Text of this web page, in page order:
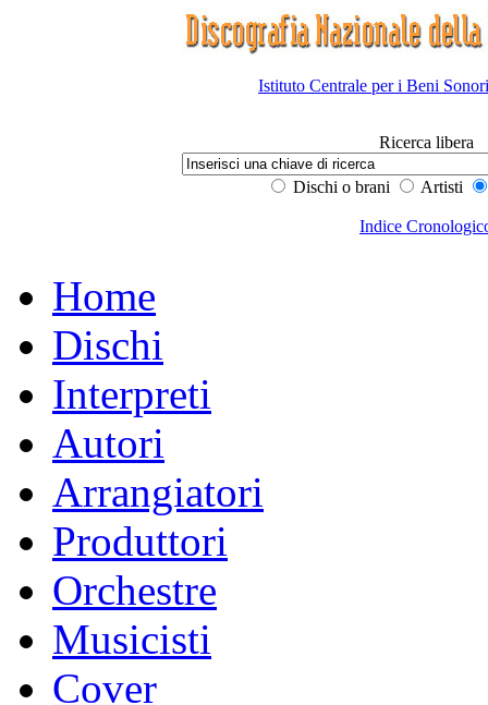
Istituto Centrale per i Beni
Ricerca libera
Dischi o brani Artisti
Indice
Home
Dischi
Interpreti
Autori
Arrangiatori
Produttori
Orchestre
Musicisti
Cover